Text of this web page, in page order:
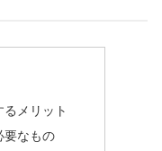
メリット
要なもの